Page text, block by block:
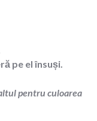
pe el însuși.
pentru culoarea